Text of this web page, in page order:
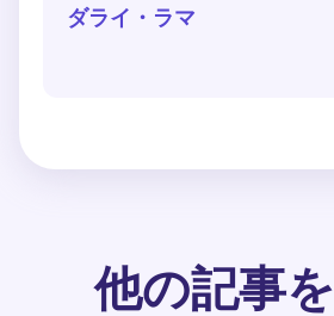
ダライ・ラマ
他の記事を